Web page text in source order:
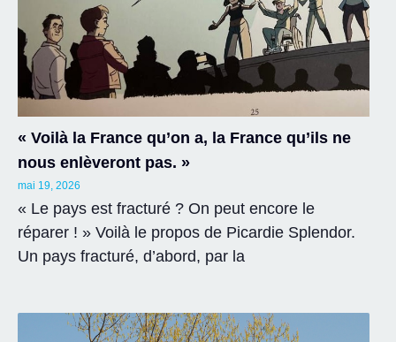
« Voilà la France qu’on a, la France qu’ils ne
nous enlèveront pas. »
mai 19, 2026
« Le pays est fracturé ? On peut encore le
réparer ! » Voilà le propos de Picardie Splendor.
Un pays fracturé, d’abord, par la